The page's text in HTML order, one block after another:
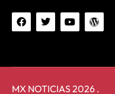
MX NOTICIAS 2026 .